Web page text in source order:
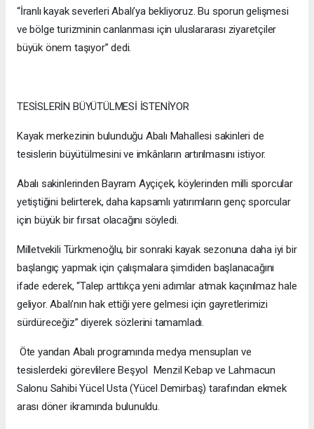
“İranlı kayak severleri Abalı’ya bekliyoruz. Bu sporun gelişmesi
ve bölge turizminin canlanması için uluslararası ziyaretçiler
büyük önem taşıyor” dedi.
TESİSLERİN BÜYÜTÜLMESİ İSTENİYOR
Kayak merkezinin bulunduğu Abalı Mahallesi sakinleri de
tesislerin büyütülmesini ve imkânların artırılmasını istiyor.
Abalı sakinlerinden Bayram Ayçiçek, köylerinden milli sporcular
yetiştiğini belirterek, daha kapsamlı yatırımların genç sporcular
için büyük bir fırsat olacağını söyledi.
Milletvekili Türkmenoğlu, bir sonraki kayak sezonuna daha iyi bir
başlangıç yapmak için çalışmalara şimdiden başlanacağını
ifade ederek, “Talep arttıkça yeni adımlar atmak kaçınılmaz hale
geliyor. Abalı’nın hak ettiği yere gelmesi için gayretlerimizi
sürdüreceğiz” diyerek sözlerini tamamladı.
Öte yandan Abalı programında medya mensupları ve
tesislerdeki görevlilere Beşyol Menzil Kebap ve Lahmacun
Salonu Sahibi Yücel Usta (Yücel Demirbaş) tarafından ekmek
arası döner ikramında bulunuldu.